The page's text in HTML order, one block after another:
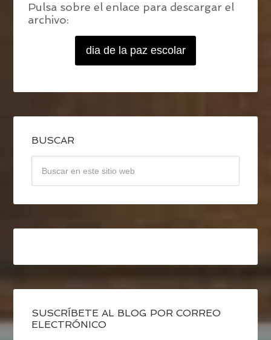
Pulsa sobre el enlace para descargar el
archivo:
dia de la paz escolar
BUSCAR
SUSCRÍBETE AL BLOG POR CORREO
ELECTRÓNICO